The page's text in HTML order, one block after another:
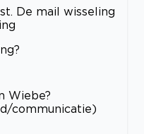
De mail wisseling
Wiebe?
communicatie)